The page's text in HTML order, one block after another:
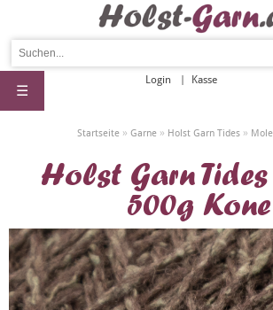
Login Kasse
☰
Startseite» Garne» Holst Garn Tides»
Holst Garn
500g Kone